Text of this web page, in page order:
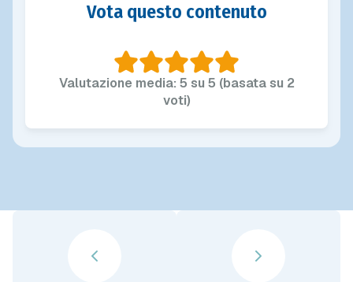
Vota questo contenuto
Valutazione media: 5 su 5 (basata su 2
voti)